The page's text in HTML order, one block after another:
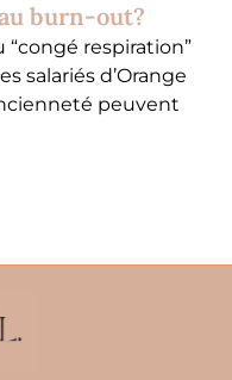
burn-out?
respiration”
salariés d’Orange
peuvent